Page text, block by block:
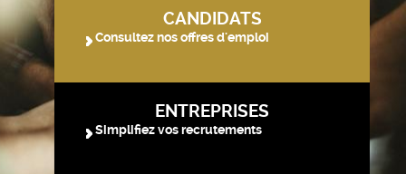
CANDIDATS
Consultez nos offres d'emploi
ENTREPRISES
Simplifiez vos recrutements